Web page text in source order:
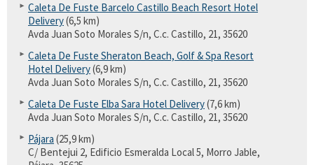
Caleta De Fuste Barcelo Castillo Beach Resort Hotel
Delivery(6,5 km)
Avda Juan Soto Morales S/n, C.c. Castillo, 21, 35620
Caleta De Fuste Sheraton Beach, Golf & Spa Resort
Hotel Delivery(6,9 km)
Avda Juan Soto Morales S/n, C.c. Castillo, 21, 35620
Caleta De Fuste Elba Sara Hotel Delivery(7,6 km)
Avda Juan Soto Morales S/n, C.c. Castillo, 21, 35620
Pájara (25,9 km)
C/ Bentejui 2, Edificio Esmeralda Local 5, Morro Jable,